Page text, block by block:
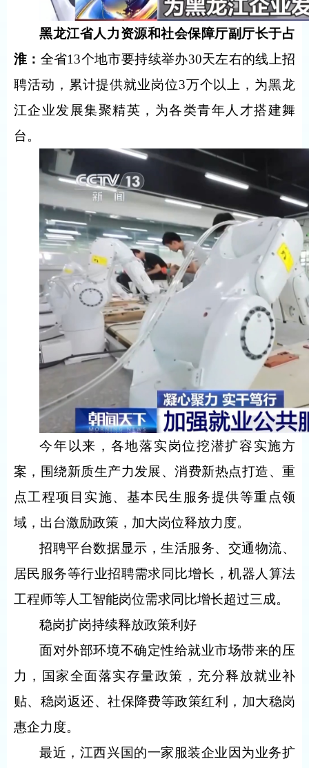
黑龙江省人力资源和社会保障厅副厅长于占
淮 ： 全省13个地市要持续举办30天左右的线上招
聘活动，累计提供就业岗位3万个以上，为黑龙
江企业发展集聚精英，为各类青年人才搭建舞
台。
今年以来，各地落实岗位挖潜扩容实施方
案，围绕新质生产力发展、消费新热点打造、重
点工程项目实施、基本民生服务提供等重点领
域，出台激励政策，加大岗位释放力度。
招聘平台数据显示，生活服务、交通物流、
居民服务等行业招聘需求同比增长，机器人算法
工程师等人工智能岗位需求同比增长超过三成。
稳岗扩岗持续释放政策利好
面对外部环境不确定性给就业市场带来的压
力，国家全面落实存量政策，充分释放就业补
贴、稳岗返还、社保降费等政策红利，加大稳岗
惠企力度。
最近，江西兴国的一家服装企业因为业务扩